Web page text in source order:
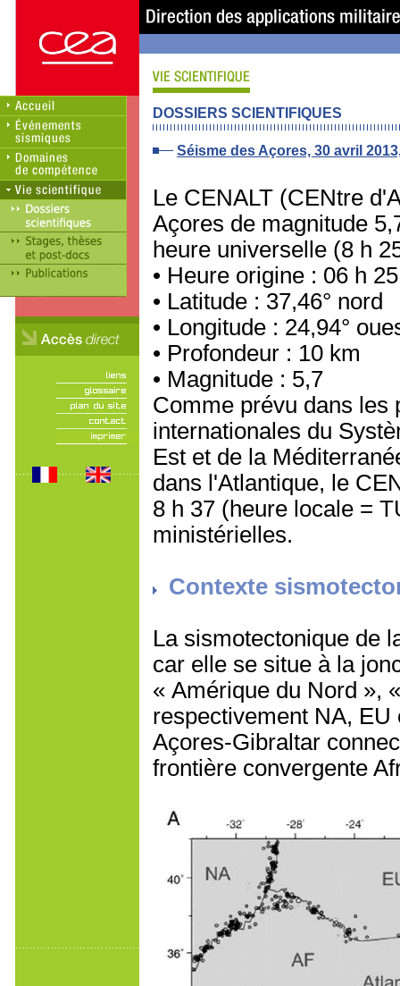
DOSSIERS SCIENTIFIQUES
Séisme des Açores, 30 avril
Le CENALT (CENtre
Açores de magnitude
heure universelle (8 h
• Heure origine : 06 h
• Latitude : 37,46° nord
• Longitude : 24,94°
• Profondeur : 10 km
• Magnitude : 5,7
Comme prévu dans les
internationales du
Est et de la
dans l'Atlantique, le
8 h 37 (heure locale =
ministérielles.
Contexte
La sismotectonique de
car elle se situe à la
« Amérique du Nord »,
respectivement NA,
Açores-Gibraltar
frontière convergente